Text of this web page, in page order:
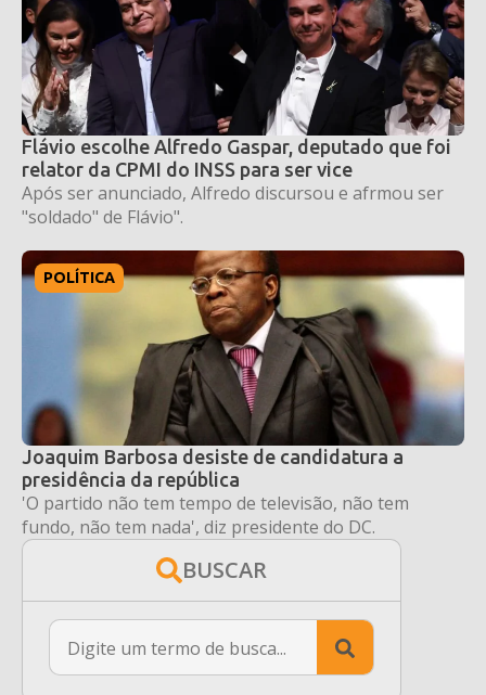
Flávio escolhe Alfredo Gaspar, deputado que foi
relator da CPMI do INSS para ser vice
Após ser anunciado, Alfredo discursou e afrmou ser
"soldado" de Flávio".
POLÍTICA
Joaquim Barbosa desiste de candidatura a
presidência da república
'O partido não tem tempo de televisão, não tem
fundo, não tem nada', diz presidente do DC.
BUSCAR
Search
for: